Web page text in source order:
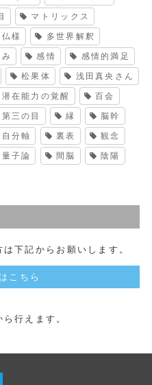
マトリックス
仏様 多世界解釈
感情 感情的満足
松果体 浅田真央さん
潜在能力の覚醒 百会
第三の目 縁 脳幹
自分軸 裏表 観念
量子論 間脳 陰陽
下記からお願いします。
こちら
行えます。